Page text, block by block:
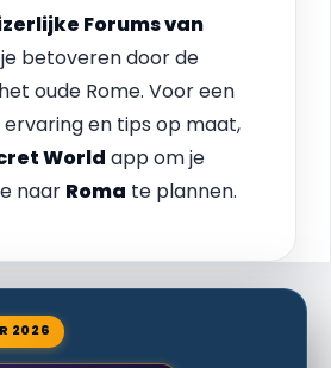
Forums van
betoveren door de
oude Rome. Voor een
en tips op maat,
World app om je
naar Roma te plannen.
2026